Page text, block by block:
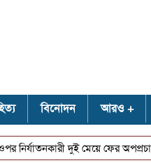
বিনোদন আরও
দুই মেয়ে ফের অপপ্রচারে লিপ্ত